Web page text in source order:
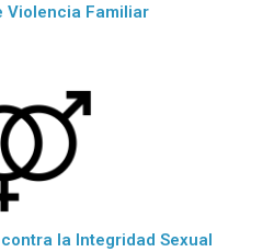
Violencia Familiar
la Integridad Sexual